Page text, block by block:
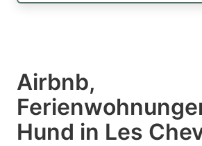
Airbnb,
Hund in Les